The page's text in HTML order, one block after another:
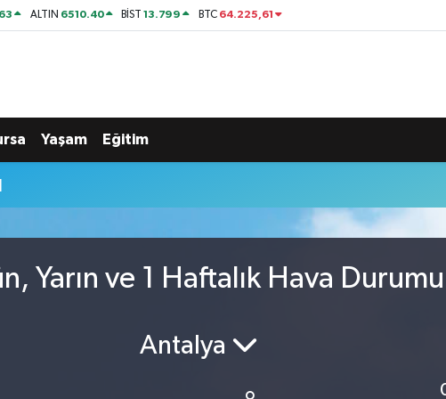
ALTIN 6510.40 BİST13.799 BTC 64.225,61
Yaşam Eğitim
Yarın ve 1 Haftalık Hava
Antalya